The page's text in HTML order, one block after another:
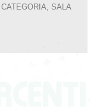
, SALA